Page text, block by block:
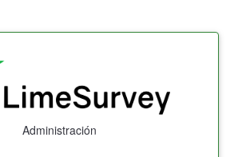
Administración